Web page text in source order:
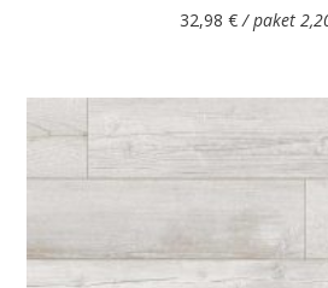
32,98 €/ paket